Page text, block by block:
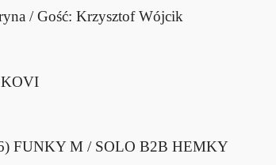
/ Gość: Krzysztof Wójcik
FUNKY M / SOLO B2B HEMKY